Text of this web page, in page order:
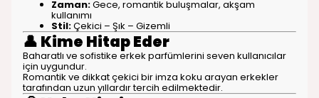
Zaman:Gece, romantik buluşmalar, akşam
kullanımı
Stil:Çekici – Şık – Gizemli
👤 Kime Hitap Eder
Baharatlı ve sofistike erkek parfümlerini seven kullanıcılar
için uygundur.
Romantik ve dikkat çekici bir imza koku arayan erkekler
tarafından uzun yıllardır tercih edilmektedir.